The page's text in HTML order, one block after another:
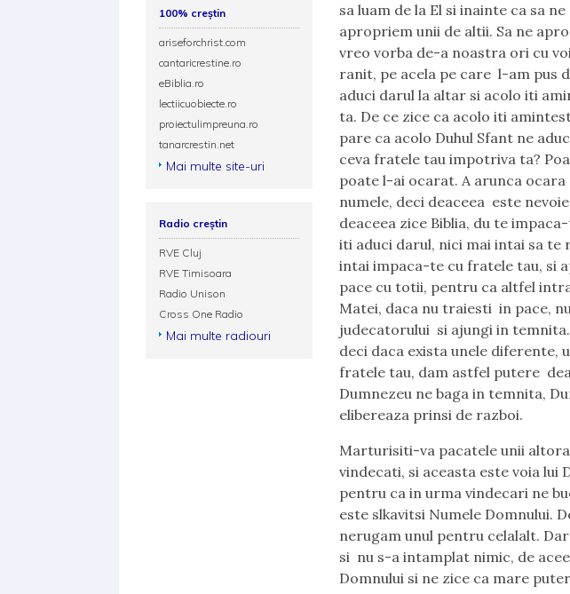
sa luam de la El si inainte ca sa
apropriem unii de altii. Sa ne
vreo vorba de-a noastra ori cu
ranit, pe acela pe care l-am pus
aduci darul la altar si acolo iti
ta. De ce zice ca acolo iti
pare ca acolo Duhul Sfant ne
ceva fratele tau impotriva ta?
poate l-ai ocarat. A arunca ocara
numele, deci deaceea este
deaceea zice Biblia, du te
iti aduci darul, nici mai intai sa te
intai impaca-te cu fratele tau, si
pace cu totii, pentru ca altfel
Matei, daca nu traiesti in pace,
judecatorului si ajungi in temnita.
deci daca exista unele diferente,
fratele tau, dam astfel putere
Dumnezeu ne baga in temnita,
elibereaza prinsi de razboi.
Marturisiti-va pacatele unii
vindecati, si aceasta este voia lui
pentru ca in urma vindecari ne
este slkavitsi Numele Domnului.
nerugam unul pentru celalalt.
si nu s-a intamplat nimic, de
Domnului si ne zice ca mare
100% creștin
ariseforchrist.com
cantaricrestine.ro
eBiblia.ro
lectiicuobiecte.ro
proiectulimpreuna.ro
tanarcrestin.net
Mai multe site-uri
Radio creștin
RVE Cluj
RVE Timisoara
Radio Unison
Cross One Radio
Mai multe radiouri